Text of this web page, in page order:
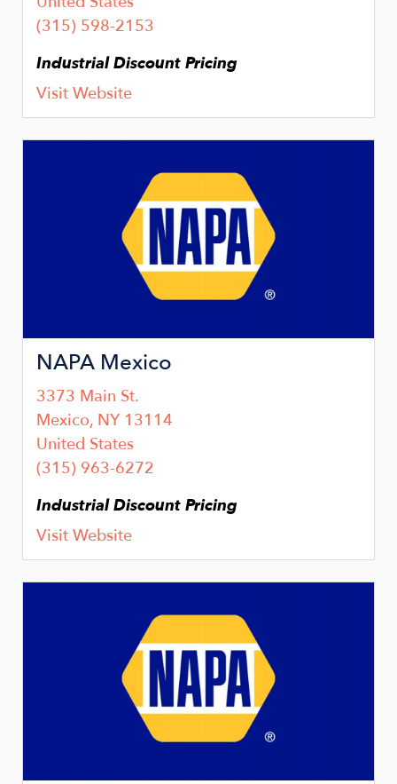
(315) 598-2153
Industrial Discount Pricing
Visit Website
NAPA Mexico
3373 Main St.
Mexico, NY 13114
United States
(315) 963-6272
Industrial Discount Pricing
Visit Website